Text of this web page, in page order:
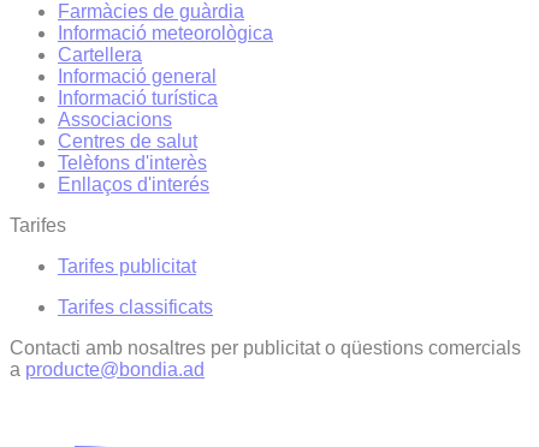
Farmàcies de guàrdia
Informació meteorològica
Cartellera
Informació general
Informació turística
Associacions
Centres de salut
Telèfons d'interès
Enllaços d'interés
Tarifes
Tarifes publicitat
Tarifes classificats
Contacti amb nosaltres per publicitat o qüestions comercials
a producte@bondia.ad